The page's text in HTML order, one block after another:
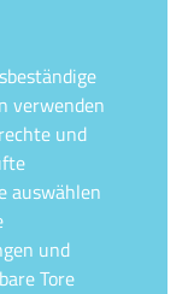
verwenden
und
auswählen
und
Tore